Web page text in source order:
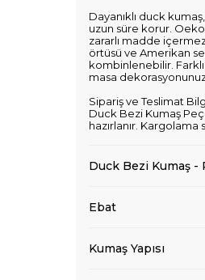
Dayanıklı duck
uzun süre korur. Oeko-
zararlı madde
örtüsü ve Amerikan
kombinlenebilir.
masa
Sipariş ve Teslimat
Duck Bezi Kumaş
hazırlanır. Kargolama
Duck Bezi Kumaş -
Ebat
Kumaş Yapısı